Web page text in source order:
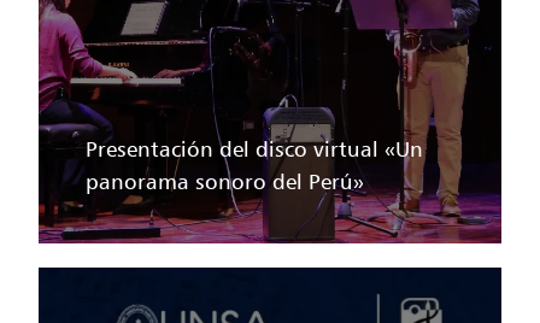
Presentación del disco virtual «Un
panorama sonoro del Perú»